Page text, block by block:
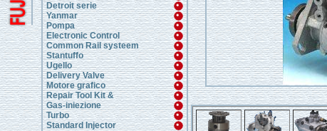
Detroit serie
Yanmar
Pompa
Electronic Control
Common Rail systeem
Stantuffo
Ugello
Delivery Valve
Motore grafico
Repair Tool Kit &
Gas-iniezione
Turbo
Standard Injector